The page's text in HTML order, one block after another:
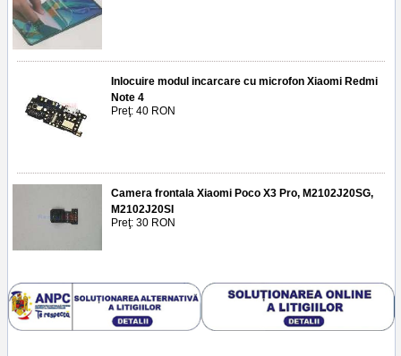
Inlocuire modul incarcare cu microfon Xiaomi Redmi
Note 4
Preţ: 40 RON
Camera frontala Xiaomi Poco X3 Pro, M2102J20SG,
M2102J20SI
Preţ: 30 RON